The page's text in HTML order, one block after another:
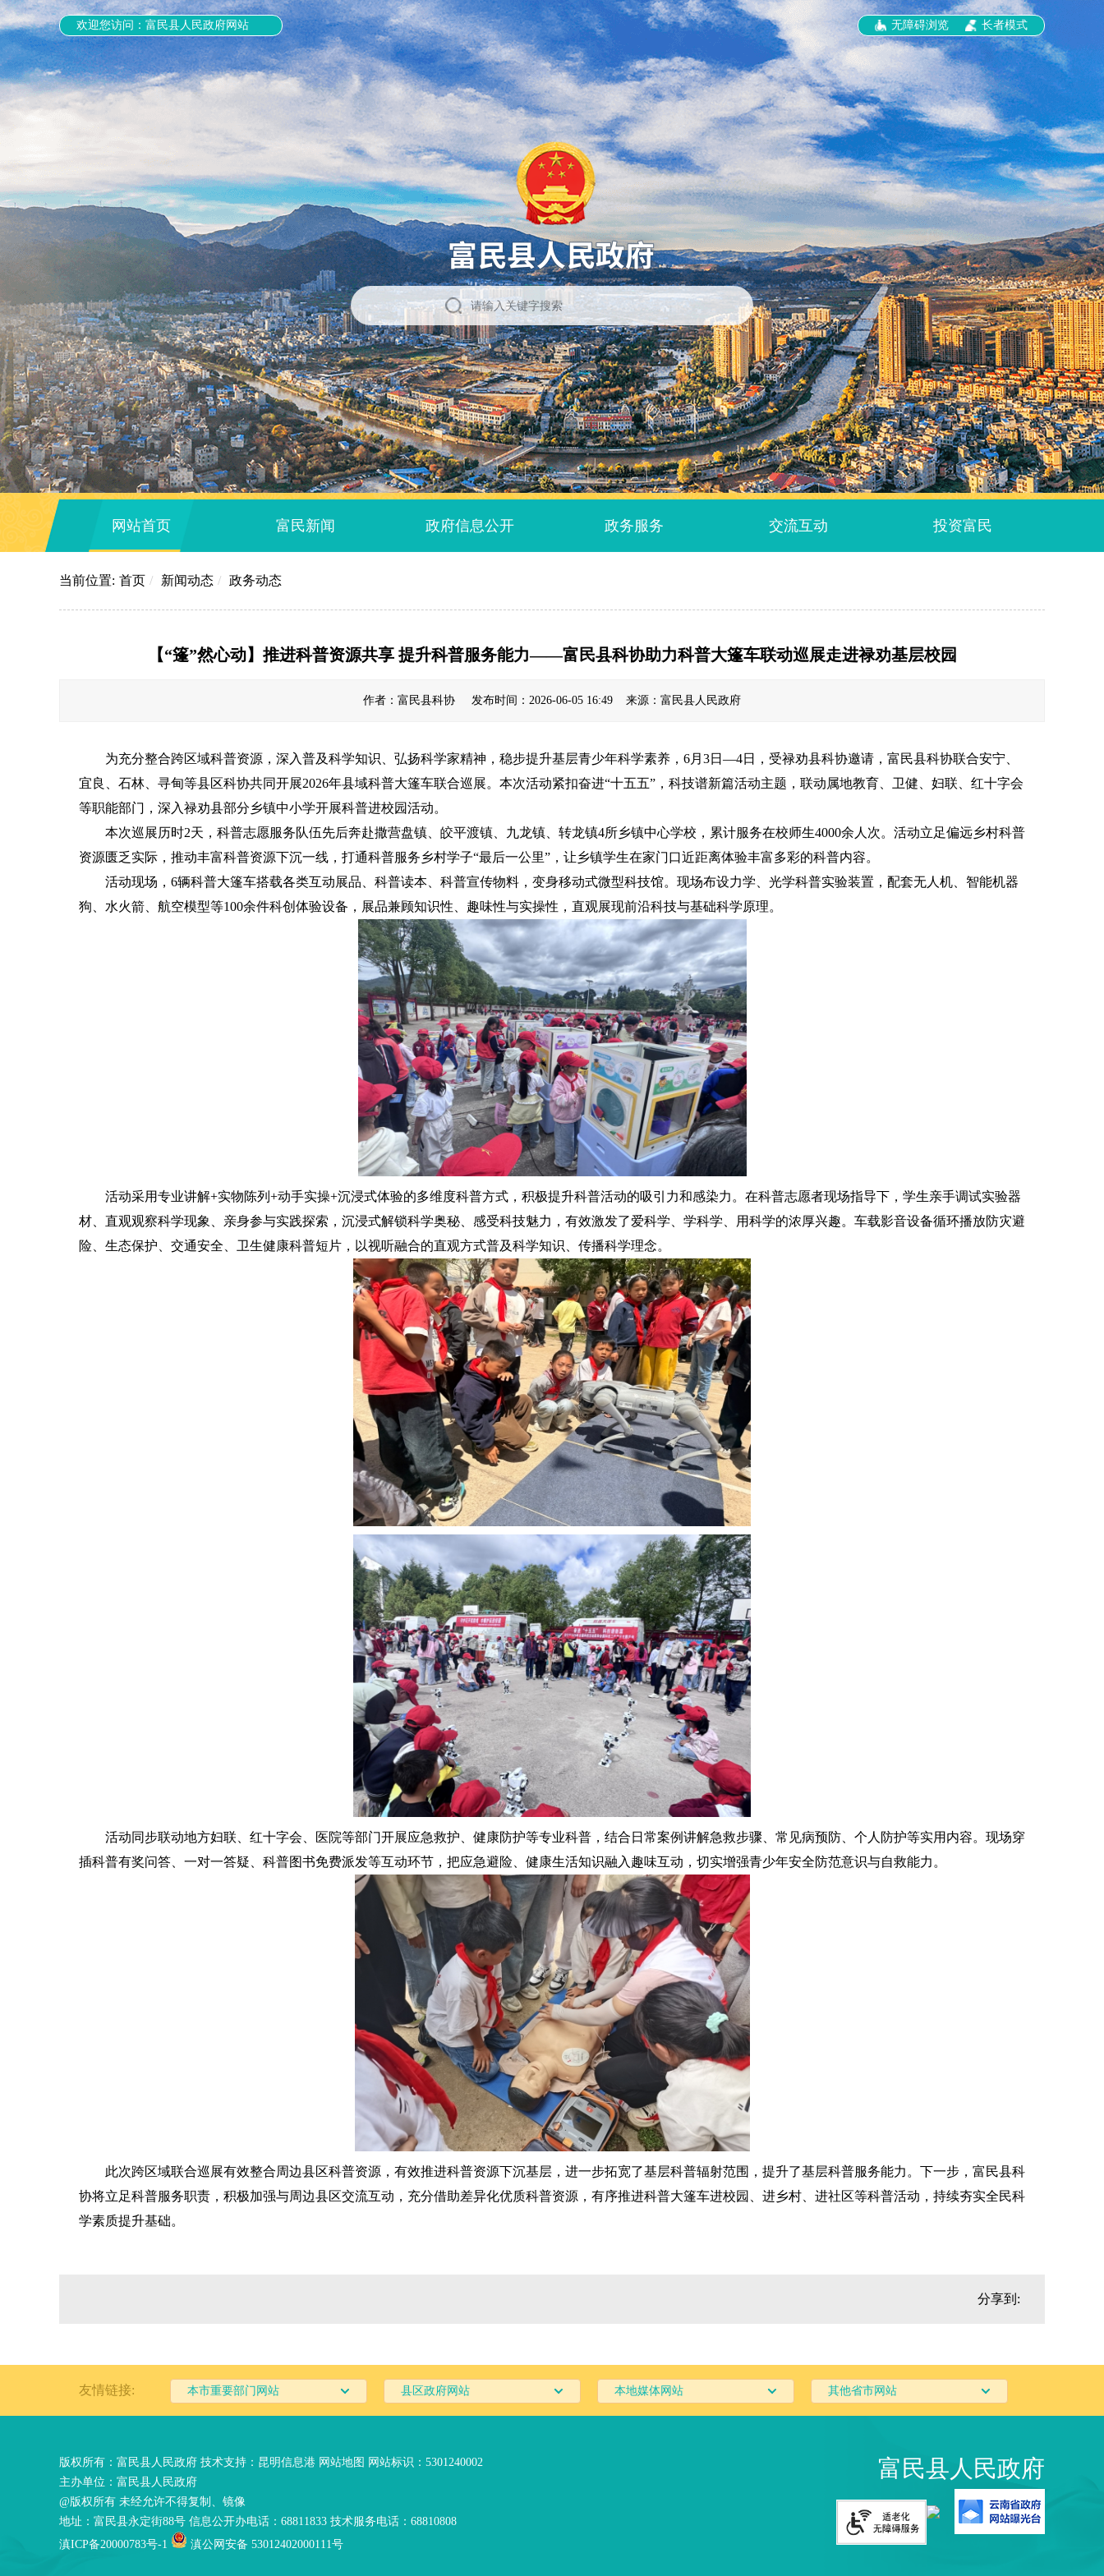
欢迎您访问：富民县人民政府网站 无障碍浏览 长者模式
网站首页 富民新闻 政府信息公开 政务服务 交流互动 投资富民
当前位置: 首页 / 新闻动态 / 政务动态
【“篷”然心动】推进科普资源共享 提升科普服务能力——富民县科协助力科普大篷车联动巡展走进禄劝基层校园
作者：富民县科协 发布时间：2026-06-05 16:49 来源：富民县人民政府
为充分整合跨区域科普资源，深入普及科学知识、弘扬科学家精神，稳步提升基层青少年科学素养，6月3日—4日，受禄劝县科协邀请，富民县科协联合安宁、
宜良、石林、寻甸等县区科协共同开展2026年县域科普大篷车联合巡展。本次活动紧扣奋进“十五五”，科技谱新篇活动主题，联动属地教育、卫健、妇联、红十字会
等职能部门，深入禄劝县部分乡镇中小学开展科普进校园活动。
本次巡展历时2天，科普志愿服务队伍先后奔赴撒营盘镇、皎平渡镇、九龙镇、转龙镇4所乡镇中心学校，累计服务在校师生4000余人次。活动立足偏远乡村科普
资源匮乏实际，推动丰富科普资源下沉一线，打通科普服务乡村学子“最后一公里”，让乡镇学生在家门口近距离体验丰富多彩的科普内容。
活动现场，6辆科普大篷车搭载各类互动展品、科普读本、科普宣传物料，变身移动式微型科技馆。现场布设力学、光学科普实验装置，配套无人机、智能机器
狗、水火箭、航空模型等100余件科创体验设备，展品兼顾知识性、趣味性与实操性，直观展现前沿科技与基础科学原理。
活动采用专业讲解+实物陈列+动手实操+沉浸式体验的多维度科普方式，积极提升科普活动的吸引力和感染力。在科普志愿者现场指导下，学生亲手调试实验器
材、直观观察科学现象、亲身参与实践探索，沉浸式解锁科学奥秘、感受科技魅力，有效激发了爱科学、学科学、用科学的浓厚兴趣。车载影音设备循环播放防灾避
险、生态保护、交通安全、卫生健康科普短片，以视听融合的直观方式普及科学知识、传播科学理念。
活动同步联动地方妇联、红十字会、医院等部门开展应急救护、健康防护等专业科普，结合日常案例讲解急救步骤、常见病预防、个人防护等实用内容。现场穿
插科普有奖问答、一对一答疑、科普图书免费派发等互动环节，把应急避险、健康生活知识融入趣味互动，切实增强青少年安全防范意识与自救能力。
此次跨区域联合巡展有效整合周边县区科普资源，有效推进科普资源下沉基层，进一步拓宽了基层科普辐射范围，提升了基层科普服务能力。下一步，富民县科
协将立足科普服务职责，积极加强与周边县区交流互动，充分借助差异化优质科普资源，有序推进科普大篷车进校园、进乡村、进社区等科普活动，持续夯实全民科
学素质提升基础。
分享到:
友情链接: 本市重要部门网站 县区政府网站 本地媒体网站 其他省市网站
版权所有：富民县人民政府 技术支持： 昆明信息港 网站地图 网站标识：5301240002
主办单位：富民县人民政府
@版权所有 未经允许不得复制、镜像
地址：富民县永定街88号 信息公开办电话：68811833 技术服务电话：68810808
滇ICP备20000783号-1
滇公网安备 53012402000111号
富民县人民政府